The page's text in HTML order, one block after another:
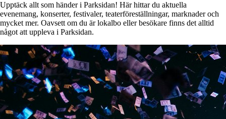
Upptäck allt som händer i Parksidan! Här hittar du aktuella
evenemang, konserter, festivaler, teaterföreställningar, marknader och
mycket mer. Oavsett om du är lokalbo eller besökare finns det alltid
något att uppleva i Parksidan.